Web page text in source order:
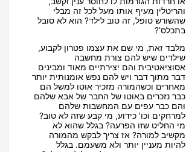
והריטלין מעיף אותו מעל לכל זה מבלי
שהשורש טופל, זה טוב לילד? הוא לא סובל
בתכלס’?
מלבד זאת, מי שם את עצמו פטרון לקבוע,
שילדים שיש להם צורת מחשבה
אסוציאטיבית והם יצירתיים מאוד ומבינים
דבר מתוך דבר ויש להם נפש אומנותית יותר
מאחרים וכשהמורה מזכיר אוטו למשל הם
כבר נזכרים באוטו של החבר של אבא שלהם
והם כבר עפים עם המחשבות שלהם
למרחקים וכו’ כידוע, מי קבע שזה לא טוב?
מי החליט שזו הפרעה? בגלל שהוא לא
מקשיב למורה? אז צריך לבקש מהמורה
להיות מעניין יותר ולא משעמם. בגלל